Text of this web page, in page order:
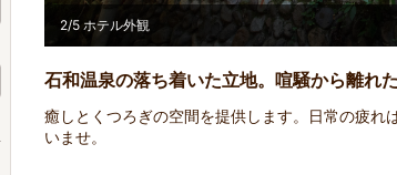
3/5 レセプション
石和温泉の落ち着いた立地。喧騒から離れ
癒しとくつろぎの空間を提供します。日常の疲れ
いませ。